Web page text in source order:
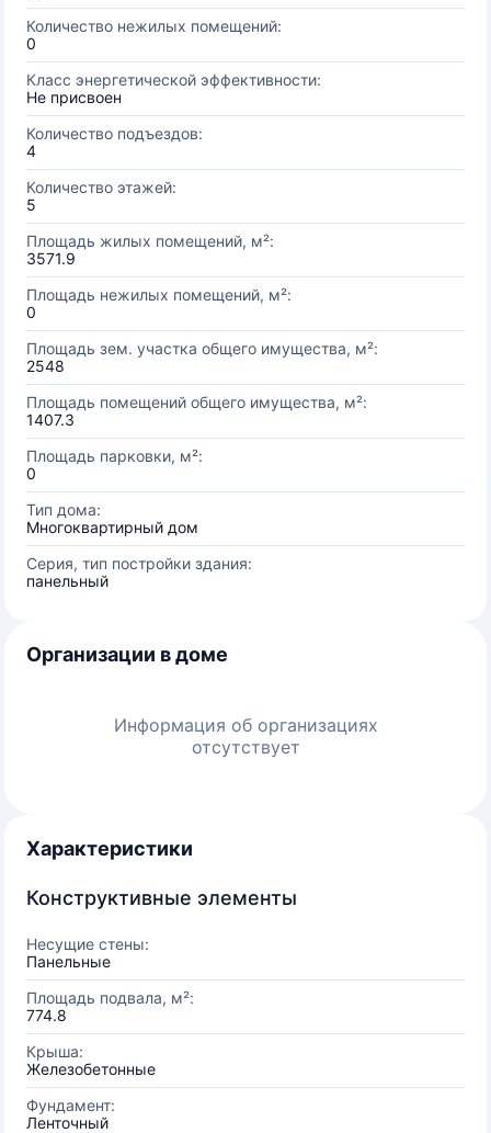
Количество нежилых помещений:
0
Класс энергетической эффективности:
Не присвоен
Количество подъездов:
4
Количество этажей:
5
Площадь жилых помещений, м²:
3571.9
Площадь нежилых помещений, м²:
0
Площадь зем. участка общего имущества, м²:
2548
Площадь помещений общего имущества, м²:
1407.3
Площадь парковки, м²:
0
Тип дома:
Многоквартирный дом
Серия, тип постройки здания:
панельный
Организации в доме
Информация об организациях
отсутствует
Характеристики
Конструктивные элементы
Несущие стены:
Панельные
Площадь подвала, м²:
774.8
Крыша:
Железобетонные
Фундамент:
Ленточный